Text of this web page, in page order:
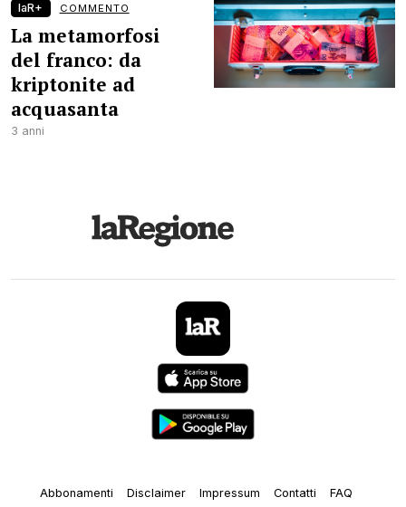
laR+ COMMENTO
La metamorfosi
del franco: da
kriptonite ad
acquasanta
3 anni
Abbonamenti Disclaimer Impressum Contatti
FAQ